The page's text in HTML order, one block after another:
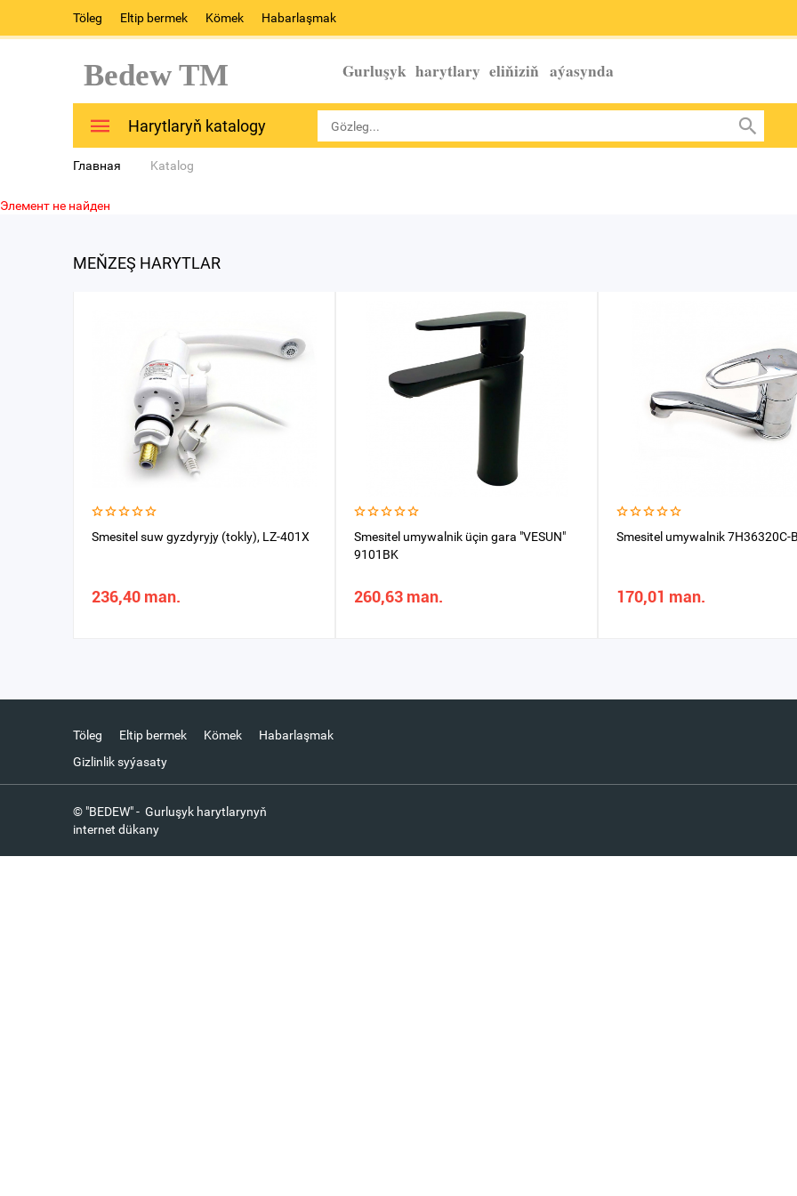
Töleg Eltip bermek Kömek Habarlaşmak
Bedew TM Gurluşyk harytlary eliňiziň aýasynda
Harytlaryň katalogy
Главная Katalog
Элемент не найден
MEŇZEŞ HARYTLAR
Smesitel suw gyzdyryjy (tokly), LZ-401X
236,40 man.
Smesitel umywalnik üçin gara "VESUN"
9101BK
260,63 man.
Smesitel umywalnik 7H36320C-B
170,01 man.
Töleg Eltip bermek Kömek
Habarlaşmak
Gizlinlik syýasaty
© "BEDEW" - Gurluşyk harytlarynyň
internet dükany